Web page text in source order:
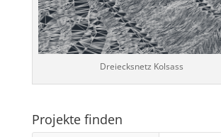
Dreiecksnetz Kolsass
Projekte finden